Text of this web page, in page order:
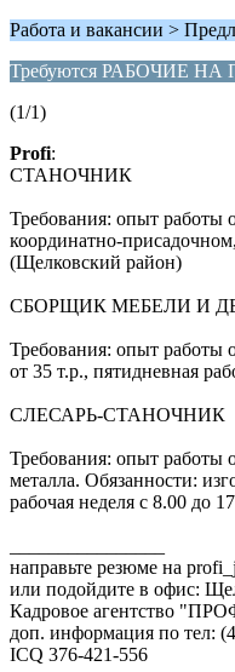
Работа и вакансии >
Требуются РАБОЧИЕ
(1/1)
Profi:
СТАНОЧНИК
Требования: опыт работы
координатно-
(Щелковский район)
СБОРЩИК МЕБЕЛИ И
Требования: опыт работы
от 35 т.р., пятидневная
СЛЕСАРЬ-СТАНОЧНИК
Требования: опыт работы
металла. Обязанности:
рабочая неделя с 8.00 до
направьте резюме на
или подойдите в офис:
Кадровое агентство
доп. информация по тел:
ICQ 376-421-556